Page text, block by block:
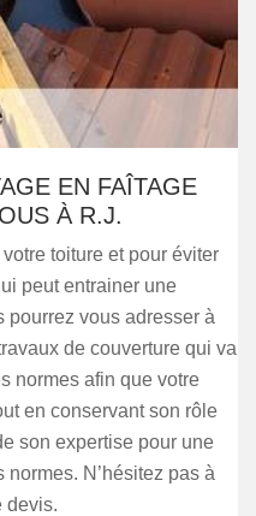
EN FAÎTAGE
À R.J.
toiture et pour éviter
peut entrainer une
pourrez vous adresser à
de couverture qui va
normes afin que votre
en conservant son rôle
son expertise pour une
N’hésitez pas à
devis.